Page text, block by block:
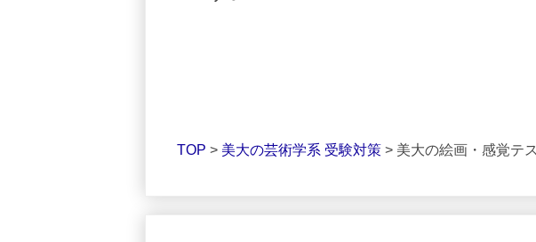
TOP > 美大の芸術学系 受験対策 > 美大の絵画・感覚テ